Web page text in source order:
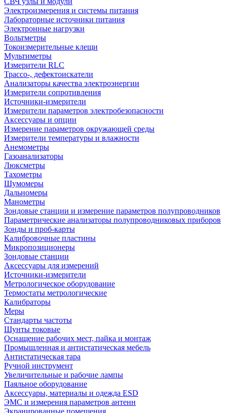
Электроизмерения и системы питания
Лабораторные источники питания
Электронные нагрузки
Вольтметры
Токоизмерительные клещи
Мультиметры
Измерители RLC
Трассо-, дефектоискатели
Анализаторы качества электроэнергии
Измерители сопротивления
Источники-измерители
Измерители параметров электробезопасности
Аксессуары и опции
Измерение параметров окружающей среды
Измерители температуры и влажности
Анемометры
Газоанализаторы
Люксметры
Тахометры
Шумомеры
Дальномеры
Манометры
Зондовые станции и измерение параметров полупроводников
Параметрические анализаторы полупроводниковых приборов
Зонды и проб-карты
Калибровочные пластины
Микропозиционеры
Зондовые станции
Аксессуары для измерений
Источники-измерители
Метрологическое оборудование
Термостаты метрологические
Калибраторы
Меры
Стандарты частоты
Шунты токовые
Оснащение рабочих мест, пайка и монтаж
Промышленная и антистатическая мебель
Антистатическая тара
Ручной инструмент
Увеличительные и рабочие лампы
Паяльное оборудование
Аксессуары, материалы и одежда ESD
ЭМС и измерения параметров антенн
Экранированные помещения